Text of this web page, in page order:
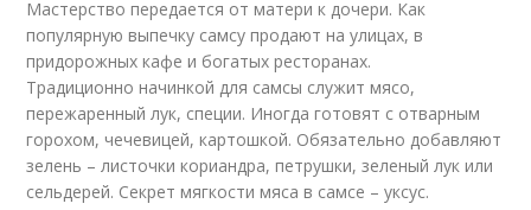
Мастерство передается от матери к дочери. Как
популярную выпечку самсу продают на улицах, в
придорожных кафе и богатых ресторанах.
Традиционно начинкой для самсы служит мясо,
пережаренный лук, специи. Иногда готовят с отварным
горохом, чечевицей, картошкой. Обязательно добавляют
зелень – листочки кориандра, петрушки, зеленый лук или
сельдерей. Секрет мягкости мяса в самсе – уксус.